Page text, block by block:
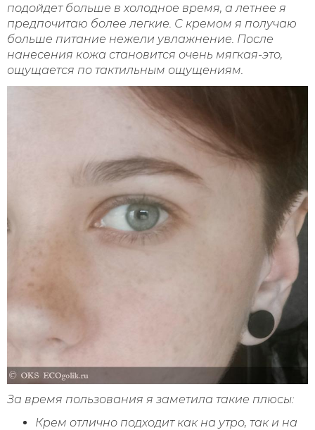
подойдет больше в холодное время, а летнее я
предпочитаю более легкие. С кремом я получаю
больше питание нежели увлажнение. После
нанесения кожа становится очень мягкая-это,
ощущается по тактильным ощущениям.
За время пользования я заметила такие плюсы:
Крем отлично подходит как на утро, так и на